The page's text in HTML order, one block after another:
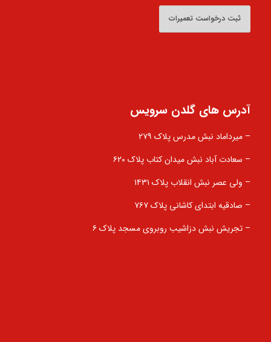
ثبت درخواست تعمیرات
آدرس های گلدن سرویس
– میرداماد نبش مدرس پلاک ۲۷۹
– سعادت آباد نبش میدان کتاب پلاک ۶۲۰
– ولی عصر نبش انقلاب پلاک ۱۴۳۱
– صادقیه ابتدای کاشانی پلاک ۷۶۷
– تجریش نبش دزاشیب روبروی مسجد پلاک ۶